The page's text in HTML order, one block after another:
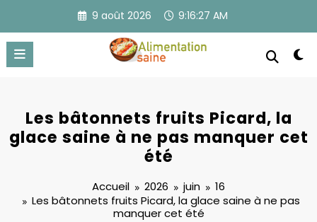
contenu
9 août 2026 9:16:27 AM
Les bâtonnets fruits Picard, la
glace saine à ne pas manquer cet
été
Accueil 2026 juin
16
Les bâtonnets fruits Picard, la glace saine à ne pas
manquer cet été